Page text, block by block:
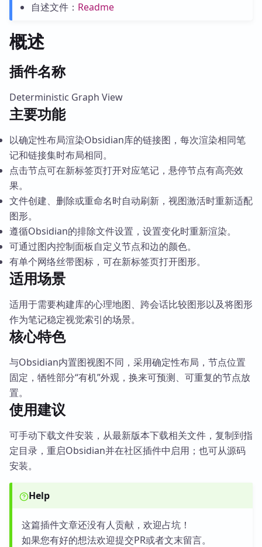
自述文件： Readme
概述
插件名称
Deterministic Graph View
主要功能
以确定性布局渲染Obsidian库的链接图，每次渲染相同笔
记和链接集时布局相同。
点击节点可在新标签页打开对应笔记，悬停节点有高亮效
果。
文件创建、删除或重命名时自动刷新，视图激活时重新适配
图形。
遵循Obsidian的排除文件设置，设置变化时重新渲染。
可通过图内控制面板自定义节点和边的颜色。
有单个网络丝带图标，可在新标签页打开图形。
适用场景
适用于需要构建库的心理地图、跨会话比较图形以及将图形
作为笔记稳定视觉索引的场景。
核心特色
与Obsidian内置图视图不同，采用确定性布局，节点位置
固定，牺牲部分“有机”外观，换来可预测、可重复的节点放
置。
使用建议
可手动下载文件安装，从最新版本下载相关文件，复制到指
定目录，重启Obsidian并在社区插件中启用；也可从源码
安装。
Help
这篇插件文章还没有人贡献，欢迎占坑！
如果您有好的想法欢迎提交PR或者文末留言。